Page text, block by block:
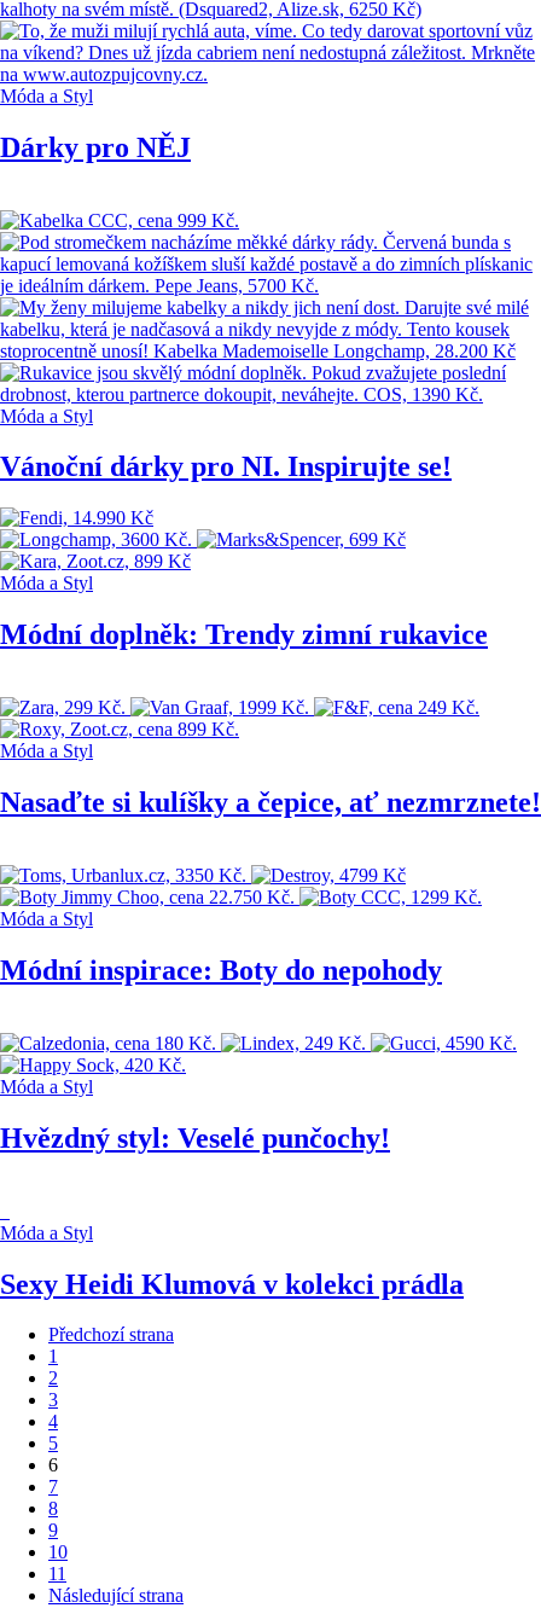
Móda a Styl
Dárky pro NĚJ
Móda a Styl
Vánoční dárky pro NI. Inspirujte se!
Móda a Styl
Módní doplněk: Trendy zimní rukavice
Móda a Styl
Nasaďte si kulíšky a čepice, ať nezmrznete!
Móda a Styl
Módní inspirace: Boty do nepohody
Móda a Styl
Hvězdný styl: Veselé punčochy!
Móda a Styl
Sexy Heidi Klumová v kolekci prádla
Předchozí strana
1
2
3
4
5
6
7
8
9
10
11
Následující strana